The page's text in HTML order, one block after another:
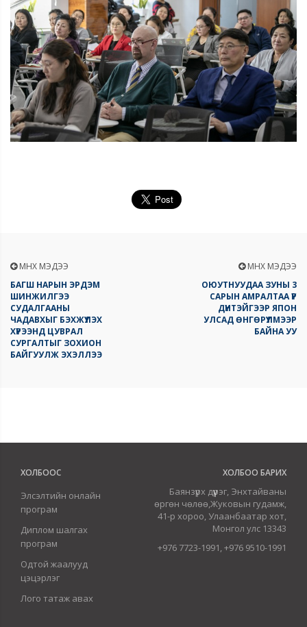
ӨМНӨХ МЭДЭЭ
БАГШ НАРЫН ЭРДЭМ
ШИНЖИЛГЭЭ
СУДАЛГААНЫ
ЧАДАВХЫГ БЭХЖҮҮЛЭХ
ХҮРЭЭНД ЦУВРАЛ
СУРГАЛТЫГ ЗОХИОН
БАЙГУУЛЖ ЭХЭЛЛЭЭ
ӨМНӨХ МЭДЭЭ
ОЮУТНУУДАА ЗУНЫ 3
САРЫН АМРАЛТАА ҮР
ДҮНТЭЙГЭЭР ЯПОН
УЛСАД ӨНГӨРҮҮЛМЭЭР
БАЙНА УУ
ХОЛБООС
Элсэлтийн онлайн
програм
Диплом шалгах
програм
Одтой жаалууд
цэцэрлэг
Лого татаж авах
ХОЛБОО БАРИХ
Баянзүрх дүүрэг, Энхтайваны
өргөн чөлөө,Жуковын гудамж,
41-р хороо, Улаанбаатар хот,
Монгол улс 13343
+976 7723-1991, +976 9510-1991